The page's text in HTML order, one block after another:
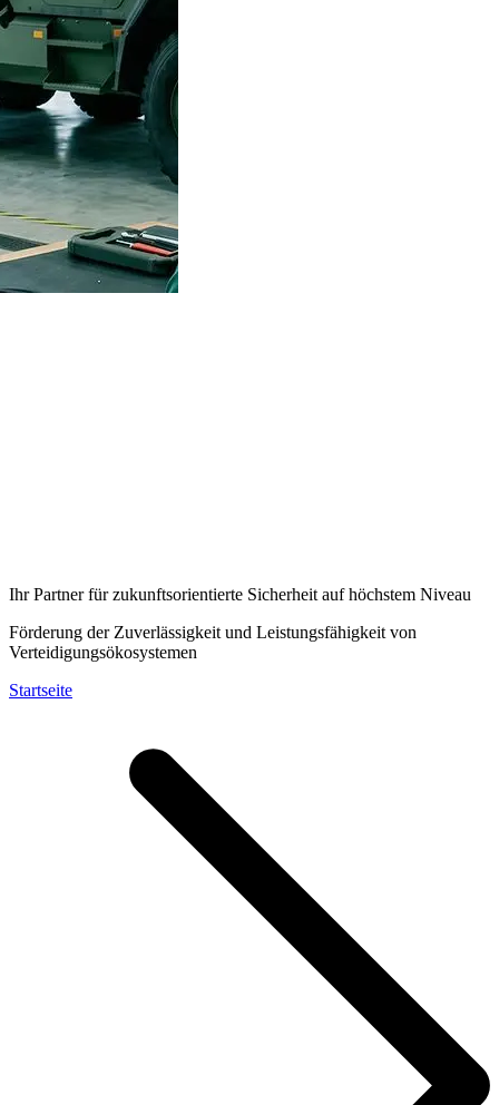
Ihr Partner für zukunftsorientierte Sicherheit auf höchstem Niveau
Förderung der Zuverlässigkeit und Leistungsfähigkeit von
Verteidigungsökosystemen
Startseite